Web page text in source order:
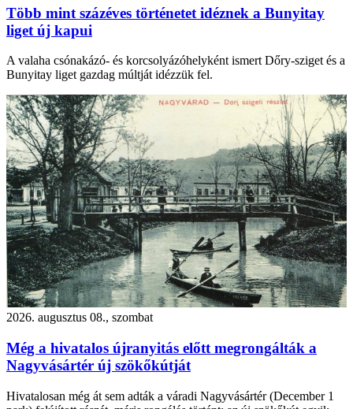
Több mint százéves történetet idéznek a Bunyitay
liget új kapui
A valaha csónakázó- és korcsolyázóhelyként ismert Dőry-sziget és a
Bunyitay liget gazdag múltját idézzük fel.
2026. augusztus 08., szombat
Még a hivatalos újranyitás előtt megrongálták a
Nagyvásártér új szökőkútját
Hivatalosan még át sem adták a váradi Nagyvásártér (December 1